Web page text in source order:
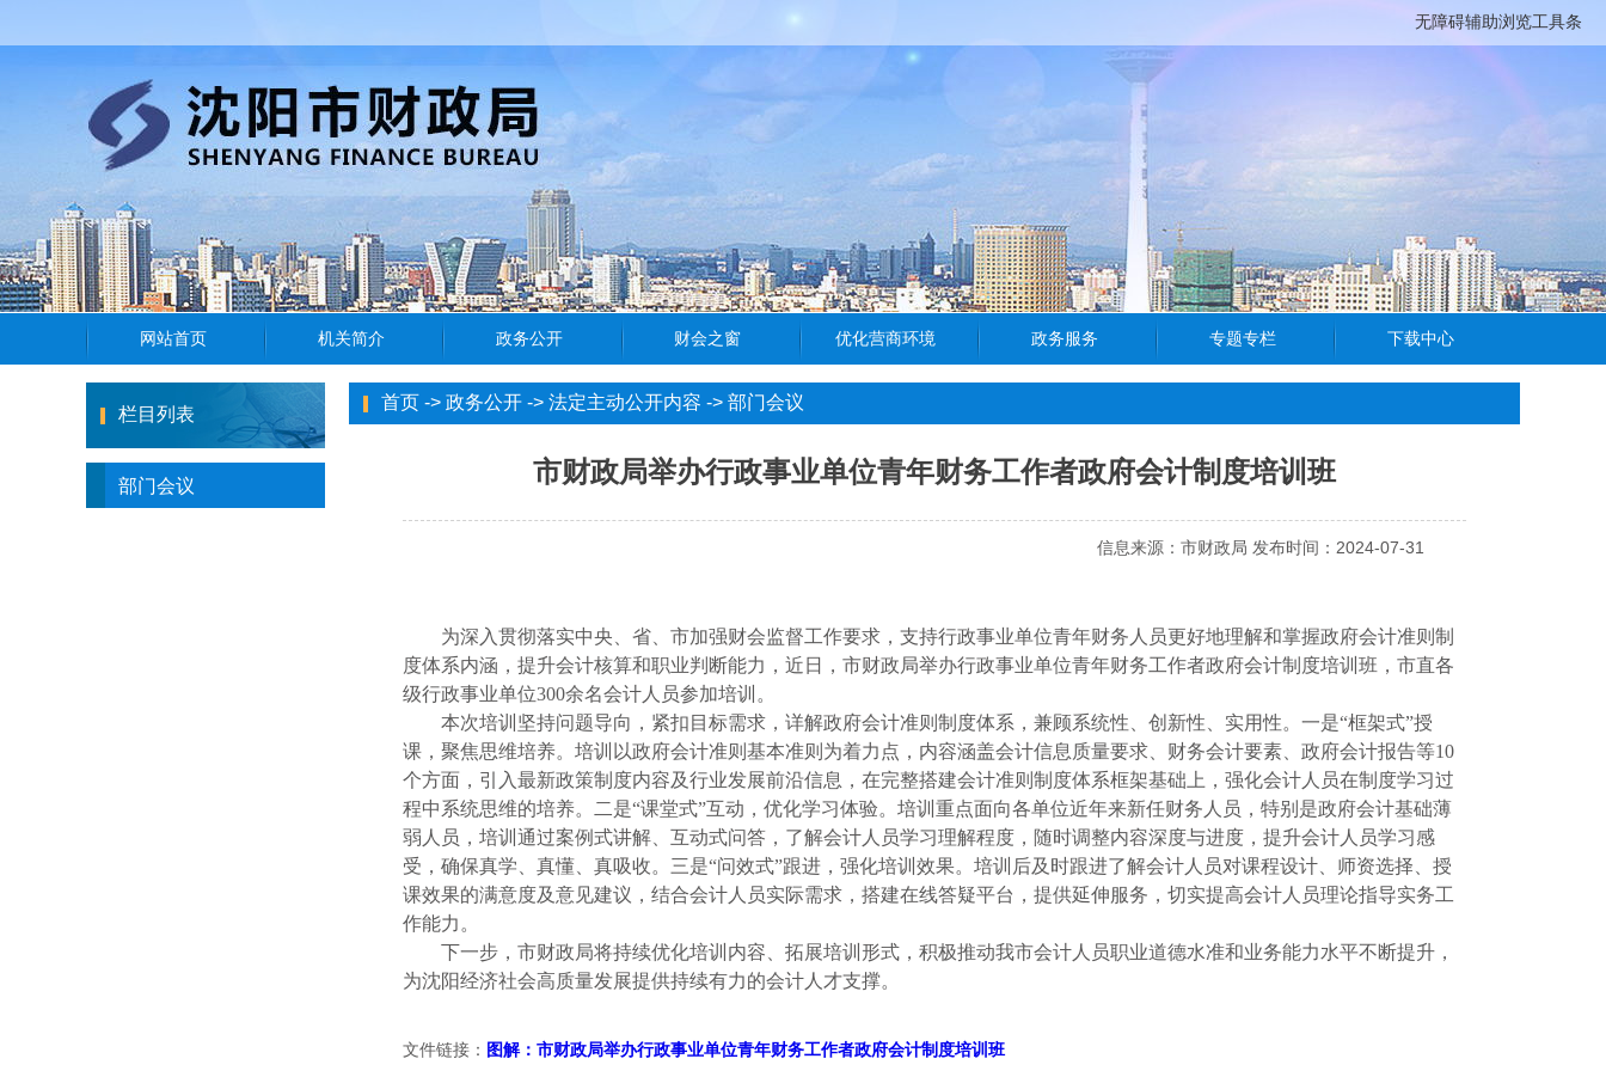
无障碍辅助浏览工具条
栏目列表
部门会议
首页 -> 政务公开 -> 法定主动公开内容 -> 部门会议
市财政局举办行政事业单位青年财务工作者政府会计制度培训班
信息来源：市财政局 发布时间：2024-07-31
为深入贯彻落实中央、省、市加强财会监督工作要求，支持行政事业单位青年财务人员更好地理解和掌握政府会计准则制
度体系内涵，提升会计核算和职业判断能力，近日，市财政局举办行政事业单位青年财务工作者政府会计制度培训班，市直各
级行政事业单位300余名会计人员参加培训。
本次培训坚持问题导向，紧扣目标需求，详解政府会计准则制度体系，兼顾系统性、创新性、实用性。一是“框架式”授
课，聚焦思维培养。培训以政府会计准则基本准则为着力点，内容涵盖会计信息质量要求、财务会计要素、政府会计报告等10
个方面，引入最新政策制度内容及行业发展前沿信息，在完整搭建会计准则制度体系框架基础上，强化会计人员在制度学习过
程中系统思维的培养。二是“课堂式”互动，优化学习体验。培训重点面向各单位近年来新任财务人员，特别是政府会计基础薄
弱人员，培训通过案例式讲解、互动式问答，了解会计人员学习理解程度，随时调整内容深度与进度，提升会计人员学习感
受，确保真学、真懂、真吸收。三是“问效式”跟进，强化培训效果。培训后及时跟进了解会计人员对课程设计、师资选择、授
课效果的满意度及意见建议，结合会计人员实际需求，搭建在线答疑平台，提供延伸服务，切实提高会计人员理论指导实务工
作能力。
下一步，市财政局将持续优化培训内容、拓展培训形式，积极推动我市会计人员职业道德水准和业务能力水平不断提升，
为沈阳经济社会高质量发展提供持续有力的会计人才支撑。
文件链接： 图解：市财政局举办行政事业单位青年财务工作者政府会计制度培训班